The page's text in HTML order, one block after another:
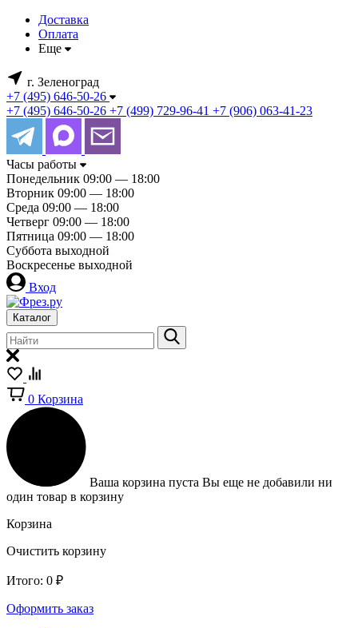
Доставка
Оплата
Еще
г. Зеленоград
+7 (495) 646-50-26
+7 (495) 646-50-26 +7 (499) 729-96-41 +7 (906) 063-41-23
Часы работы
Понедельник 09:00 — 18:00
Вторник 09:00 — 18:00
Среда 09:00 — 18:00
Четверг 09:00 — 18:00
Пятница 09:00 — 18:00
Суббота выходной
Воскресенье выходной
Вход
Каталог
0 Корзина
Ваша корзина пуста Вы еще не добавили ни
один товар в корзину
Корзина
Очистить корзину
Итого: 0 ₽
Оформить заказ